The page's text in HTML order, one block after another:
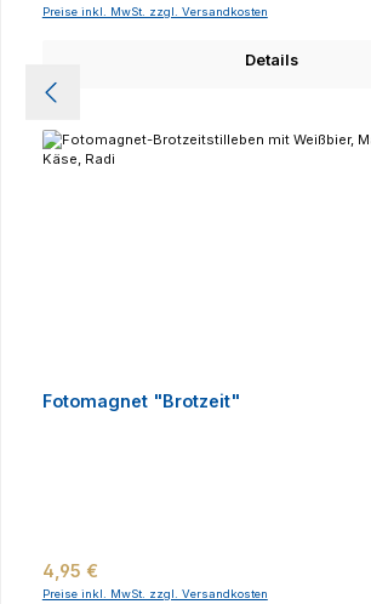
Preise inkl. MwSt. zzgl. Versandkosten
Details
Fotomagnet "Brotzeit"
Regulärer Preis:
4,95 €
Preise inkl. MwSt. zzgl. Versandkosten